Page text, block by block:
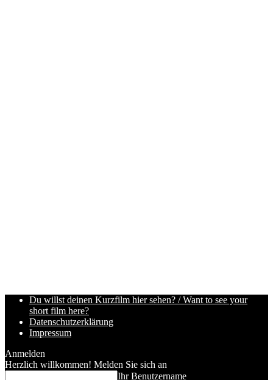
Du willst deinen Kurzfilm hier sehen? / Want to see your
short film here?
Datenschutzerklärung
Impressum
Anmelden
Herzlich willkommen! Melden Sie sich an
Ihr Benutzername